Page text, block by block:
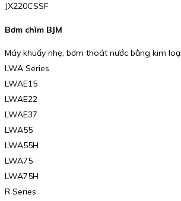
JX220CSSF
Bơm chìm BJM
Máy khuấy nhẹ, bơm thoát nước bằng kim
LWA Series
LWAE15
LWAE22
LWAE37
LWA55
LWA55H
LWA75
LWA75H
R Series